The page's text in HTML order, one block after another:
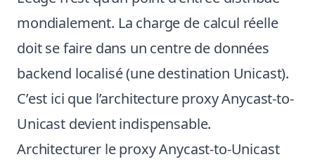
mondialement. La charge de calcul réelle
doit se faire dans un centre de données
backend localisé (une destination Unicast).
C’est ici que l’architecture proxy Anycast-to-
Unicast devient indispensable.
Architecturer le proxy Anycast-to-Unicast